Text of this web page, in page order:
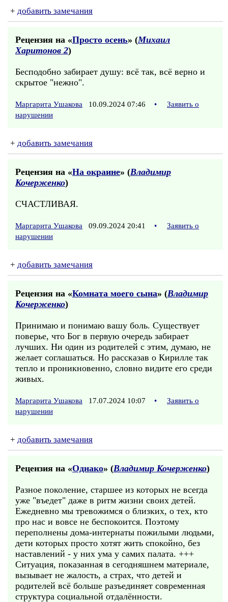
+ добавить замечания
Рецензия на «Просто осень» (Михаил
Харитонов 2)
Бесподобно забирает душу: всё так, всё верно и
скрытое "нежно".
Маргарита Ушакова 10.09.2024 07:46 •
Заявить о
нарушении
+ добавить замечания
Рецензия на «На окраине» (Владимир
Кочерженко)
СЧАСТЛИВАЯ.
Маргарита Ушакова 09.09.2024 20:41 •
Заявить о
нарушении
+ добавить замечания
Рецензия на «Комната моего сына» (Владимир
Кочерженко)
Принимаю и понимаю вашу боль. Существует
поверье, что Бог в первую очередь забирает
лучших. Ни один из родителей с этим, думаю, не
желает соглашаться. Но рассказав о Кирилле так
тепло и проникновенно, словно видите его среди
живых.
Маргарита Ушакова 17.07.2024 10:07 •
Заявить о
нарушении
+ добавить замечания
Рецензия на «Однако» (Владимир Кочерженко)
Разное поколение, старшее из которых не всегда
уже "въедет" даже в ритм жизни своих детей.
Ежедневно мы тревожимся о близких, о тех, кто
про нас и вовсе не беспокоится. Поэтому
переполнены дома-интернаты пожилыми людьми,
дети которых просто хотят жить спокойно, без
наставлений - у них ума у самих палата. +++
Ситуация, показанная в сегодняшнем материале,
вызывает не жалость, а страх, что детей и
родителей всё больше разъединяет современная
структура социальной отдалённости.